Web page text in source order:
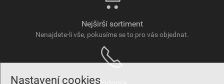
Nastavení cookies
Nejširší sortiment
Nenajdete-li vše, pokusíme se to pro vás objednat.